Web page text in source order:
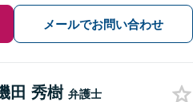
メールでお問い合わせ
田 秀樹 弁護士